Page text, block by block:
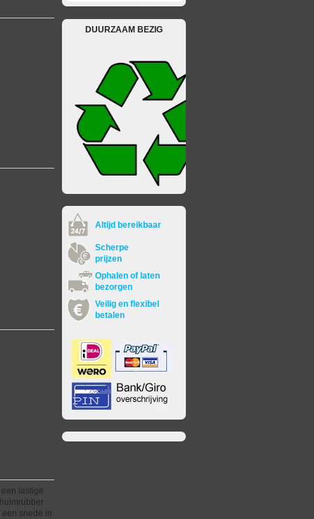
lastige
snede in
DUURZAAM BEZIG
Altijd bereikbaar
Scherpe
prijzen
Ophalen of laten
bezorgen
Veilig en flexibel
betalen